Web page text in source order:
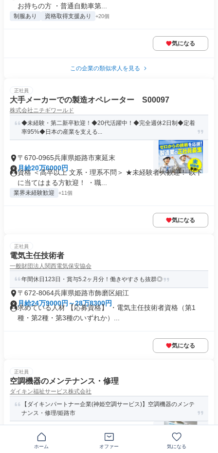
お持ちの方 ・普通自動車第...
制服あり 資格取得支援あり +20個
気になる
この企業の類似求人を見る
正社員
大手メーカーでの製造オペレーター S00097
株式会社ニチギワールド
◆未経験・第二新卒歓迎！◆20代活躍中！◆完全週休2日制◆定着
率95%◆日本の産業を支える...
〒670-0965兵庫県姫路市東延末
月給20万6000円
資格 ＜高卒以上 文系・理系不問＞ ★未経験者大歓迎！ 以下
に当てはまる方歓迎！ ・職...
業界未経験歓迎 +11個
気になる
正社員
電気主任技術者
一般財団法人関西電気保安協会
年間休日123日・賞与5.2ヶ月分！働きやすさも抜群◎
〒672-8064兵庫県姫路市飾磨区細江
月給24万9000円～28万8300円
求めている人材 【応募資格】 ・電気主任技術者資格（第1
種・第2種・第3種のいずれか）...
気になる
正社員
空調機器のメンテナンス・修理
ダイキン福祉サービス株式会社
【ダイキンパートナー企業(神姫空調サービス)】空調機器のメンテ
ナンス・修理/姫路市
兵庫県姫路市保城
月給20万円～40万円
ホーム オファー 気になる